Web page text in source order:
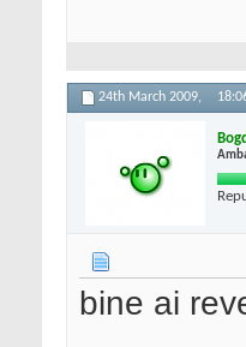
24th March 2009,
bine ai